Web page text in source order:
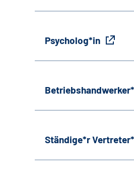
Psycholog*in
Ständige*r